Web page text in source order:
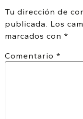
Tu dirección de
publicada. Los
marcados con *
Comentario *